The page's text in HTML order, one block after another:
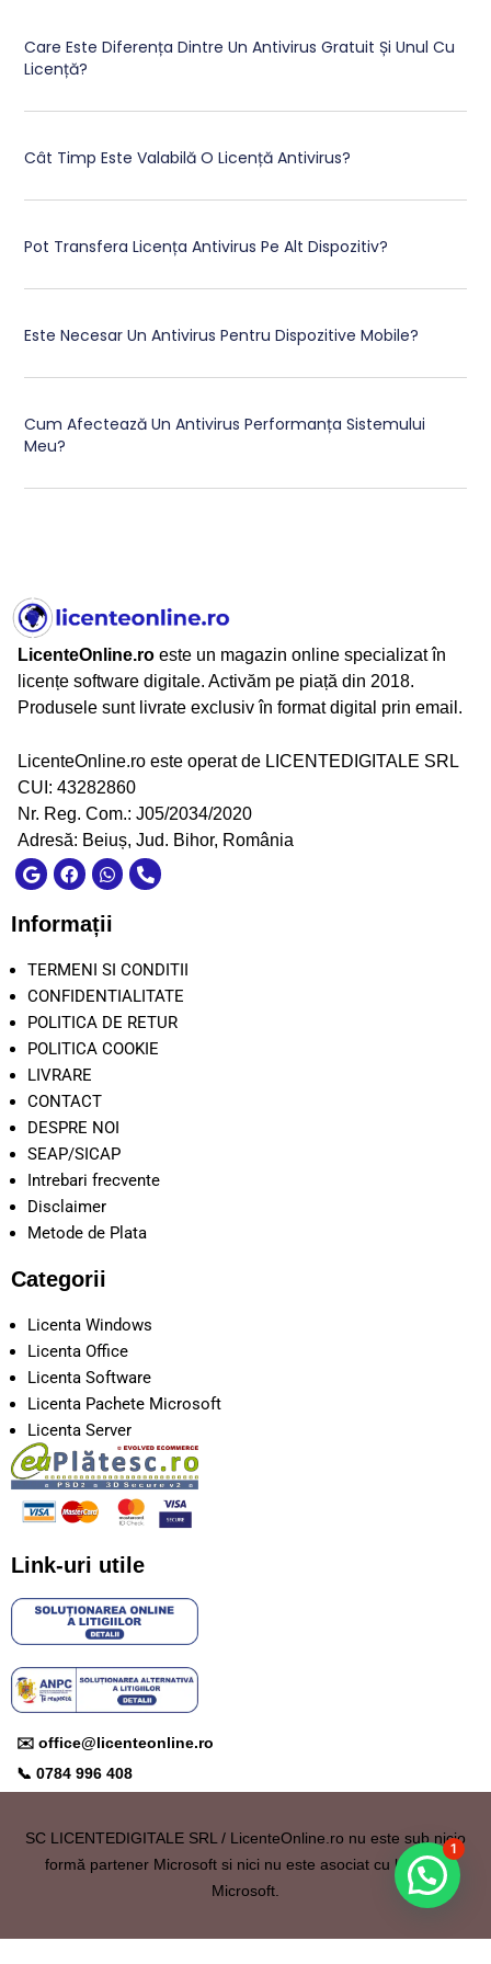
Care Este Diferența Dintre Un Antivirus Gratuit Și Unul Cu
Licență?
Cât Timp Este Valabilă O Licență Antivirus?
Pot Transfera Licența Antivirus Pe Alt Dispozitiv?
Este Necesar Un Antivirus Pentru Dispozitive Mobile?
Cum Afectează Un Antivirus Performanța Sistemului
Meu?
LicenteOnline.ro este un magazin online specializat în
licențe software digitale. Activăm pe piață din 2018.
Produsele sunt livrate exclusiv în format digital prin email.
LicenteOnline.ro este operat de LICENTEDIGITALE SRL
CUI: 43282860
Nr. Reg. Com.: J05/2034/2020
Adresă: Beiuș, Jud. Bihor, România
Informații
TERMENI SI CONDITII
CONFIDENTIALITATE
POLITICA DE RETUR
POLITICA COOKIE
LIVRARE
CONTACT
DESPRE NOI
SEAP/SICAP
Intrebari frecvente
Disclaimer
Metode de Plata
Categorii
Licenta Windows
Licenta Office
Licenta Software
Licenta Pachete Microsoft
Licenta Server
Link-uri utile
✉️ office@licenteonline.ro
📞 0784 996 408
SC LICENTEDIGITALE SRL / LicenteOnline.ro nu este sub nicio
formă partener Microsoft si nici nu este asociat cu brandul
Microsoft.
1